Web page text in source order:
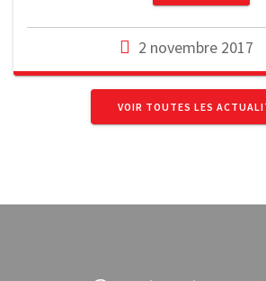
2 novembre 2017
VOIR TOUTES LES